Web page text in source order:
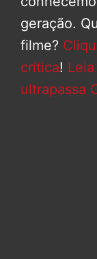
geração.
filme?
crítica!
ultrapassa